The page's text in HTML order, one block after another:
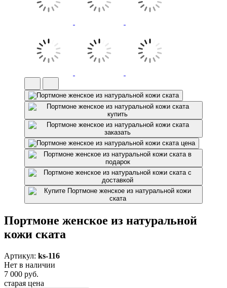
Портмоне женское из натуральной
кожи ската
Артикул: ks-116
Нет в наличии
7 000 руб.
старая цена